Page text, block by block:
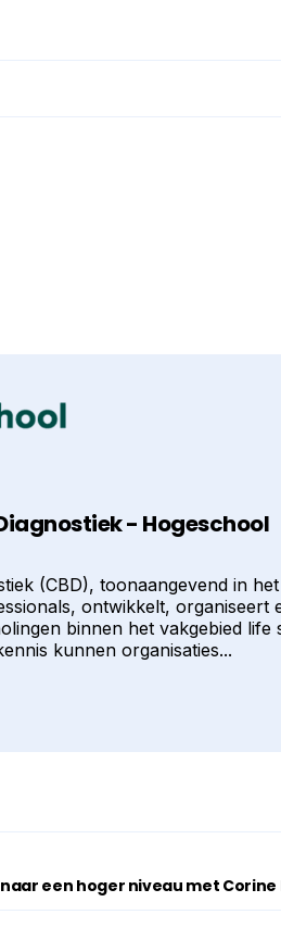
- Hogeschool
(CBD), toonaangevend in het
ontwikkelt, organiseert
binnen het vakgebied life
kunnen organisaties...
een hoger niveau met Corine